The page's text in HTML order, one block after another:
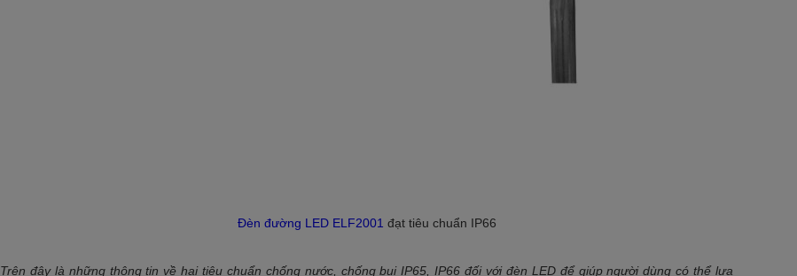
Đèn đường LED ELF2001 đạt tiêu chuẩn IP66
Trên đây là những thông tin về hai tiêu chuẩn chống nước, chống bụi IP65, IP66 đối với đèn LED để giúp người dùng có thể lựa